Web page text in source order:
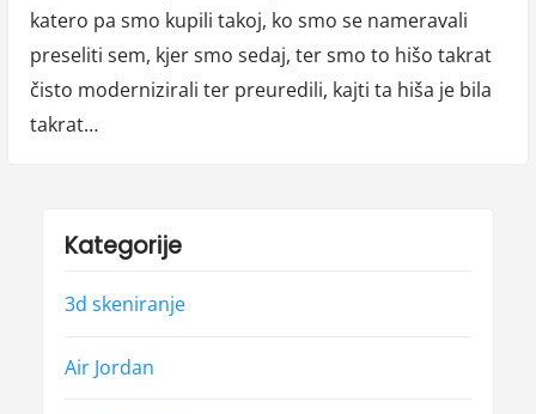
katero pa smo kupili takoj, ko smo se nameravali
preseliti sem, kjer smo sedaj, ter smo to hišo takrat
čisto modernizirali ter preuredili, kajti ta hiša je bila
takrat…
Kategorije
3d skeniranje
Air Jordan